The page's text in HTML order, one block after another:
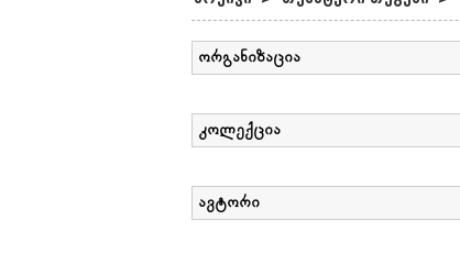
ორგანიზაცია
კოლექცია
ავტორი